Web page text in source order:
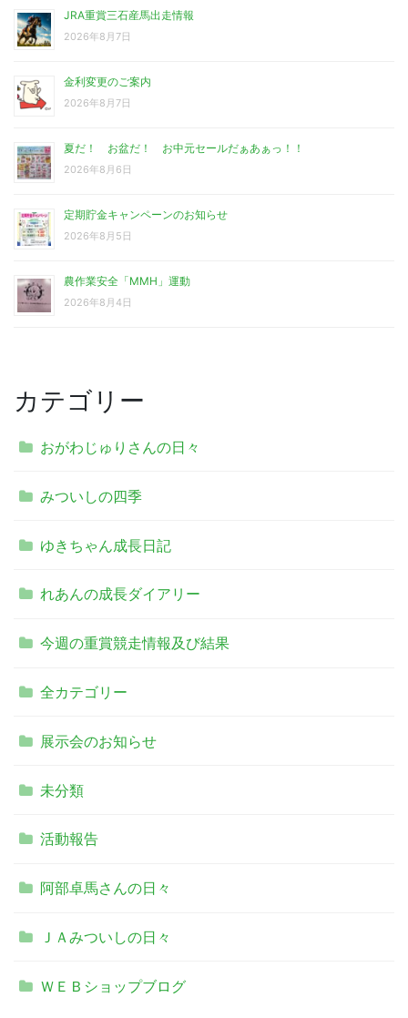
JRA重賞三石産馬出走情報
2026年8月7日
金利変更のご案内
2026年8月7日
夏だ！ お盆だ！ お中元セールだぁあぁっ！！
2026年8月6日
定期貯金キャンペーンのお知らせ
2026年8月5日
農作業安全「MMH」運動
2026年8月4日
カテゴリー
おがわじゅりさんの日々
みついしの四季
ゆきちゃん成長日記
れあんの成長ダイアリー
今週の重賞競走情報及び結果
全カテゴリー
展示会のお知らせ
未分類
活動報告
阿部卓馬さんの日々
ＪＡみついしの日々
ＷＥＢショップブログ